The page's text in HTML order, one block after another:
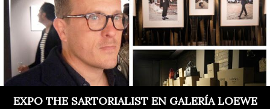
EXPO THE SARTORIALIST EN GALERÍA LOEWE